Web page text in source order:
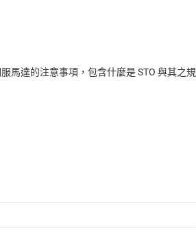
馬達的注意事項，包含什麼是 STO 與其之規